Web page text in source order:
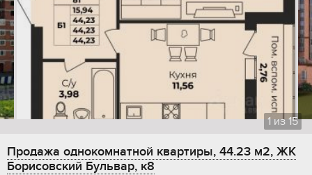
1 из 15
Продажа однокомнатной квартиры, 44.23 м2, ЖК
Борисовский Бульвар, к8